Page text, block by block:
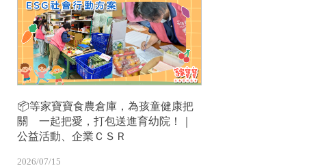
📦等家寶寶食農倉庫，為孩童健康把
關 一起把愛，打包送進育幼院！｜
公益活動、企業ＣＳＲ
2026/07/15